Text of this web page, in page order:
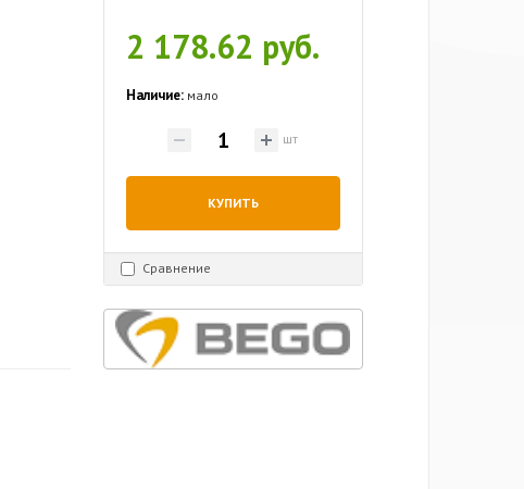
2 178.62 руб.
Наличие: мало
шт
КУПИТЬ
Сравнение